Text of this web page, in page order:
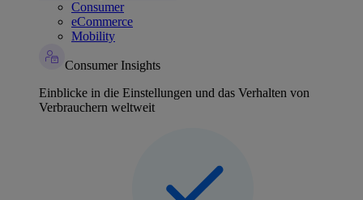
Consumer
eCommerce
Mobility
Consumer Insights
Einblicke in die Einstellungen und das Verhalten von
Verbrauchern weltweit